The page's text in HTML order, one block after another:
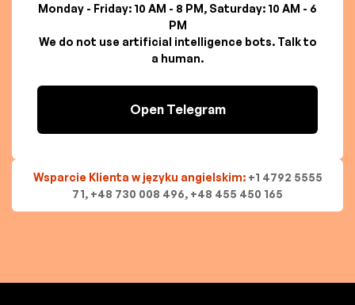
Monday - Friday: 10 AM - 8 PM, Saturday: 10 AM - 6
PM
We do not use artificial intelligence bots. Talk to
a human.
Open Telegram
Wsparcie Klienta w języku angielskim: +1 4792 5555
71, +48 730 008 496, +48 455 450 165